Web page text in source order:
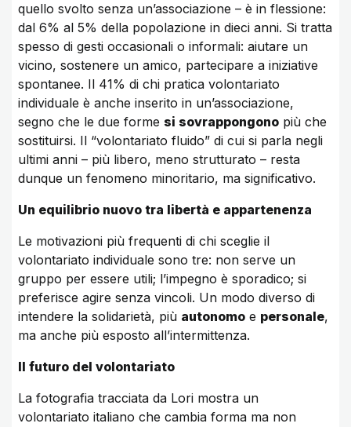
quello svolto senza un’associazione – è in flessione:
dal 6% al 5% della popolazione in dieci anni. Si tratta
spesso di gesti occasionali o informali: aiutare un
vicino, sostenere un amico, partecipare a iniziative
spontanee. Il 41% di chi pratica volontariato
individuale è anche inserito in un’associazione,
segno che le due forme si sovrappongono più che
sostituirsi. Il “volontariato fluido” di cui si parla negli
ultimi anni – più libero, meno strutturato – resta
dunque un fenomeno minoritario, ma significativo.
Un equilibrio nuovo tra libertà e appartenenza
Le motivazioni più frequenti di chi sceglie il
volontariato individuale sono tre: non serve un
gruppo per essere utili; l’impegno è sporadico; si
preferisce agire senza vincoli. Un modo diverso di
intendere la solidarietà, più autonomo e personale,
ma anche più esposto all’intermittenza.
Il futuro del volontariato
La fotografia tracciata da Lori mostra un
volontariato italiano che cambia forma ma non